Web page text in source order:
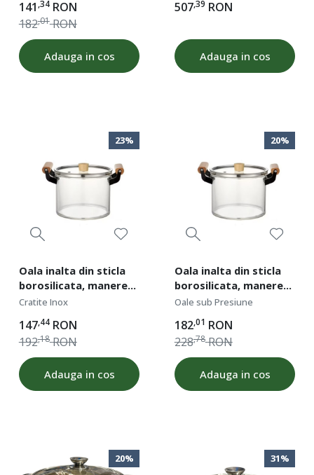
ROD 19270
141,34 RON
182,01 RON
Adauga in cos
507,39 RON
Adauga in cos
23%
Oala inalta din sticla
borosilicata, manere
din lemn, diametru 20
capacitate 4.5 l, ROD
49356
Cratite Inox
147,44 RON
192,18 RON
Adauga in cos
20%
Oala inalta din sticla
borosilicata, manere
din lemn, diametru 20
capacitate 5.5 l, ROD
49357
Oale sub Presiune
182,01 RON
228,78 RON
Adauga in cos
20% 31%